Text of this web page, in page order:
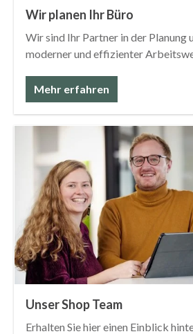
Wir planen Ihr Büro
Wir sind Ihr Partner in der Planung
moderner und effizienter
Mehr erfahren
Unser Shop Team
Erhalten Sie hier einen Einblick